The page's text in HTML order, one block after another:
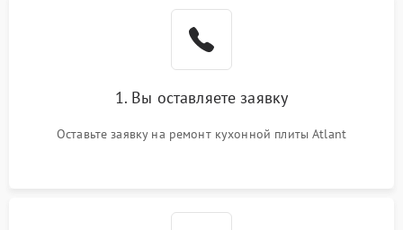
1. Вы оставляете заявку
Оставьте заявку на ремонт кухонной плиты Atlant